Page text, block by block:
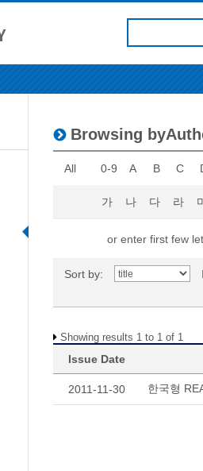
Browsing
All 0-9 A B C
가 나 다 라
or enter first few
Sort by:
Showing results 1 to 1 of 1
Issue Date
2011-11-30 한국형